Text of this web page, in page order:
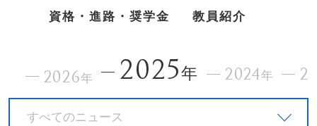
資格・進路・奨学金 教員紹介
2026年 2025年 2024年
すべてのニュース